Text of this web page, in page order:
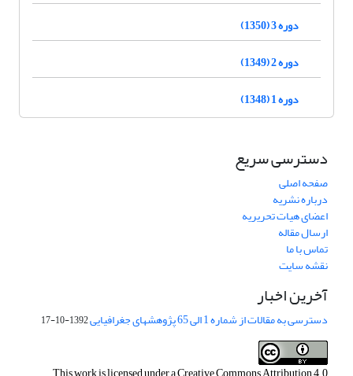
دوره 3 (1350)
دوره 2 (1349)
دوره 1 (1348)
دسترسی سریع
صفحه اصلی
درباره نشریه
اعضای هیات تحریریه
ارسال مقاله
تماس با ما
نقشه سایت
آخرین اخبار
دسترسی به مقالات از شماره 1 الی 65 پژوهشهای جغرافیایی 1392-10-17